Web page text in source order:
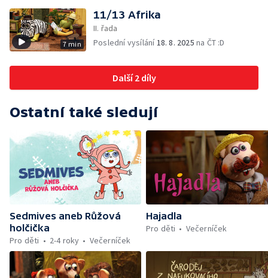
7 min
11/13 Afrika
II. řada
Poslední vysílání18. 8. 2025 na ČT :D
Další 2 díly
Ostatní také sledují
Sedmives aneb Růžová
holčička
Pro děti
2-4 roky Večerníček
Hajadla
Pro děti
Večerníček